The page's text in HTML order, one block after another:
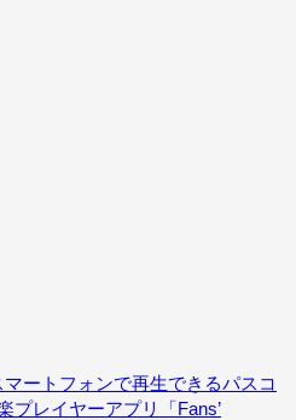
ートフォンで再生できるパスコ
プレイヤーアプリ「Fans’